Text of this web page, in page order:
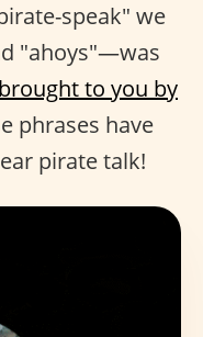
speak" we
"ahoys"—was
brought to you by
phrases have
pirate talk!